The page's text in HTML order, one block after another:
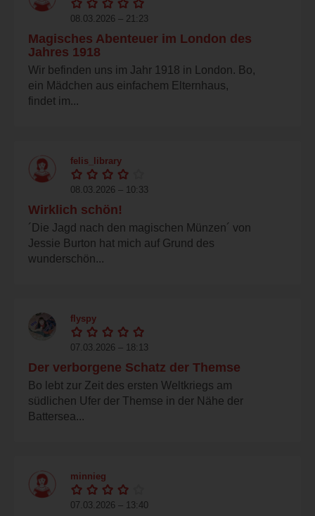
08.03.2026 – 21:23
Magisches Abenteuer im London des
Jahres 1918
Wir befinden uns im Jahr 1918 in London. Bo,
ein Mädchen aus einfachem Elternhaus,
findet im...
felis_library
08.03.2026 – 10:33
Wirklich schön!
´Die Jagd nach den magischen Münzen´ von
Jessie Burton hat mich auf Grund des
wunderschön...
flyspy
07.03.2026 – 18:13
Der verborgene Schatz der Themse
Bo lebt zur Zeit des ersten Weltkriegs am
südlichen Ufer der Themse in der Nähe der
Battersea...
minnieg
07.03.2026 – 13:40